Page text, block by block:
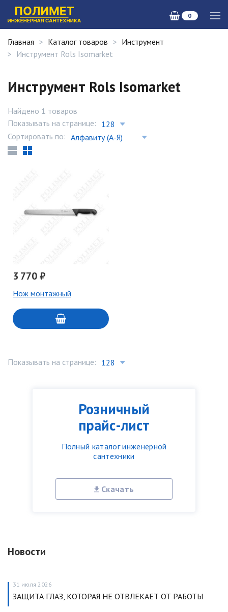
0
Розничный
прайс-лист
Полный каталог инженерной
сантехники
Скачать
Новости
31 июля 2026
ЗАЩИТА ГЛАЗ, КОТОРАЯ НЕ ОТВЛЕКАЕТ ОТ РАБОТЫ
Главная Каталог товаров
Инструмент
Инструмент Rols Isomarket
Инструмент Rols Isomarket
Найдено 1 товаров
Показывать на странице:
Сортировать по:
3 770 ₽
Нож монтажный
Показывать на странице: